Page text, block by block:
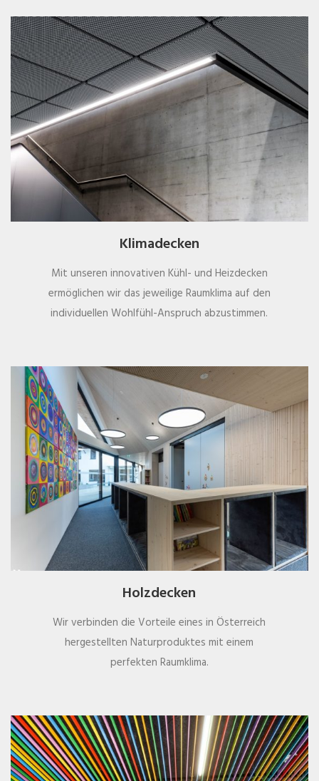
Klimadecken
Mit unseren innovativen Kühl- und Heizdecken
ermöglichen wir das jeweilige Raumklima auf den
individuellen Wohlfühl-Anspruch abzustimmen.
Holzdecken
Wir verbinden die Vorteile eines in Österreich
hergestellten Naturproduktes mit einem
perfekten Raumklima.